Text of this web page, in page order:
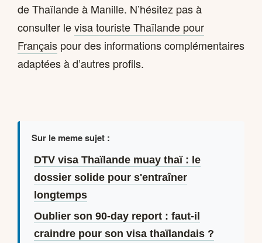
de Thaïlande à Manille. N’hésitez pas à
consulter levisa touriste Thaïlande pour
Français pour des informations complémentaires
adaptées à d’autres profils.
Sur le meme sujet :
DTV visa Thaïlande muay thaï : le
dossier solide pour s'entraîner
longtemps
Oublier son 90-day report : faut-il
craindre pour son visa thaïlandais ?